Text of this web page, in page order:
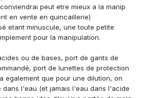
peut etre mieux a la manip
en vente en quincaillerie)
etant minuscule, une toute petite
pour la manipulation.
ou de bases, port de gants de
port de lunettes de protection
egalement que pour une dilution, on
l'eau (et jamais l'eau dans l'acide